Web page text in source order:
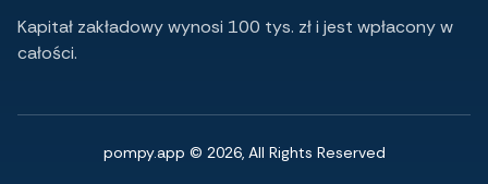
Kapitał zakładowy wynosi 100 tys. zł i jest wpłacony w
całości.
pompy.app © 2026, All Rights Reserved